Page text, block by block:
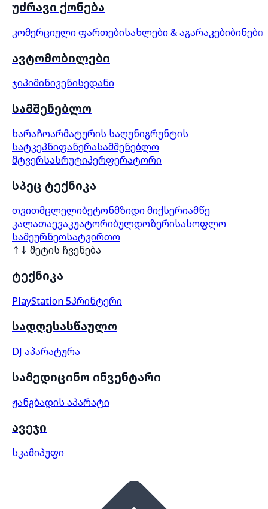
უძრავი ქონება
კომერციული ფართებისახლები & აგარაკებიბინები
ავტომობილები
ჯიპიმინივენისედანი
სამშენებლო
ხარაჩოარმატურის საღუნიგრუნტის
სატკეპნიფანერასამშენებლო
მტვერსასრუტიპერფერატორი
სპეც ტექნიკა
თვითმცლელიბეტონმზიდი მიქსერიამწე
კალათაევაკუატორიბულდოზერისასოფლო
სამეურნეოსატვირთო
↑↓ მეტის ჩვენება
ტექნიკა
PlayStation 5პრინტერი
სადღესასწაულო
DJ აპარატურა
სამედიცინო ინვენტარი
ჟანგბადის აპარატი
ავეჯი
სკამიპუფი